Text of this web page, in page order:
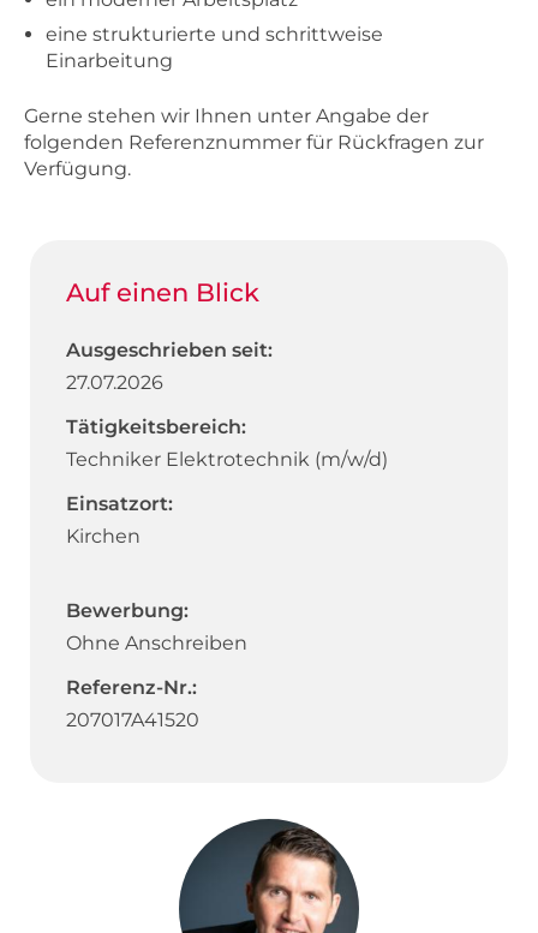
eine strukturierte und schrittweise
Einarbeitung
Gerne stehen wir Ihnen unter Angabe der
folgenden Referenznummer für Rückfragen zur
Verfügung.
Auf einen Blick
Ausgeschrieben seit:
27.07.2026
Tätigkeitsbereich:
Techniker Elektrotechnik (m/w/d)
Einsatzort:
Kirchen
Bewerbung:
Ohne Anschreiben
Referenz-Nr.:
207017A41520